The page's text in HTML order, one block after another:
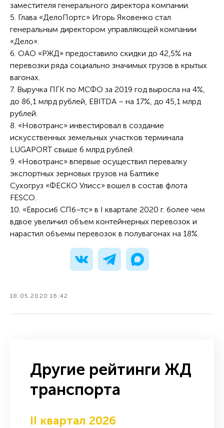
заместителя генерального директора компании.
5. Глава «ДелоПортс» Игорь Яковенко стал
генеральным директором управляющей компании
«Дело».
6. ОАО «РЖД» предоставило скидки до 42,5% на
перевозки ряда социально значимых грузов в крытых
вагонах.
7. Выручка ПГК по МСФО за 2019 год выросла на 4%,
до 86,1 млрд рублей, EBITDA – на 17%, до 45,1 млрд
рублей.
8. «Новотранс» инвестировал в создание
искусственных земельных участков терминала
LUGAPORT свыше 6 млрд рублей.
9. «Новотранс» впервые осуществил перевалку
экспортных зерновых грузов на Балтике
Сухогруз «ФЕСКО Улисс» вошел в состав флота
FESCO.
10. «Евросиб СПб–тс» в I квартале 2020 г. более чем
вдвое увеличил объем контейнерных перевозок и
нарастил объемы перевозок в полувагонах на 18%.
18.05.2020 16:42
Другие рейтинги ЖД
транспорта
II квартал 2026